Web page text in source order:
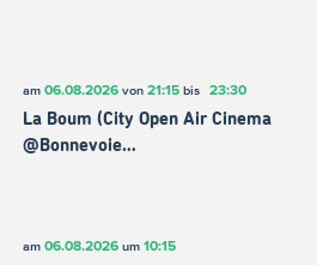
am 06.08.2026von 21:15bis 23:30
La Boum (City Open Air Cinema
@Bonnevoie…
am 06.08.2026um 10:15